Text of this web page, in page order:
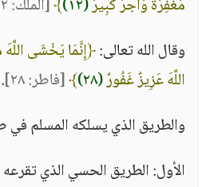
مَغْفِرَةٌ وَأَجْرٌ كَبِيرٌ(١٢) ﴾[الملك: ١٢]
وقال الله تعالى:﴿إِنَّمَا يَخْشَى اللَّهَ
اللَّهَ عَزِيزٌ غَفُورٌ(٢٨) ﴾[فاطر: ٢٨]
.
والطريق الذي يسلكه المسلم في
الأول: الطريق الحسي الذي